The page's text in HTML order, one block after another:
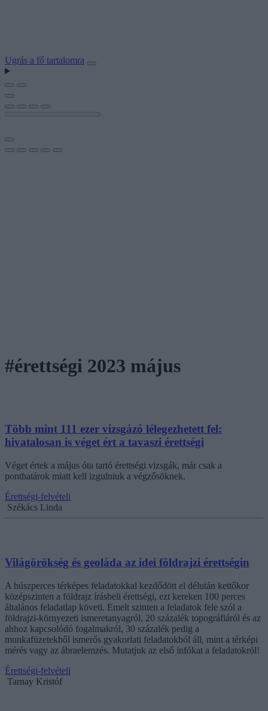
Ugrás a fő tartalomra
#érettségi 2023 május
Több mint 111 ezer vizsgázó lélegezhetett fel:
hivatalosan is véget ért a tavaszi érettségi
Véget értek a május óta tartó érettségi vizsgák, már csak a
ponthatárok miatt kell izgulniuk a végzősöknek.
Érettségi-felvételi
Székács Linda
Világörökség és geoláda az idei földrajzi érettségin
A húszperces térképes feladatokkal kezdődött el délután kettőkor
középszinten a földrajz írásbeli érettségi, ezt kereken 100 perces
általános feladatlap követi. Emelt szinten a feladatok fele szól a
földrajzi-környezeti ismeretanyagról, 20 százalék topográfiáról és az
ahhoz kapcsolódó fogalmakról, 30 százalék pedig a
munkafüzetekből ismerős gyakorlati feladatokból áll, mint a térképi
mérés vagy az ábraelemzés. Mutatjuk az első infókat a feladatokról!
Érettségi-felvételi
Tarnay Kristóf